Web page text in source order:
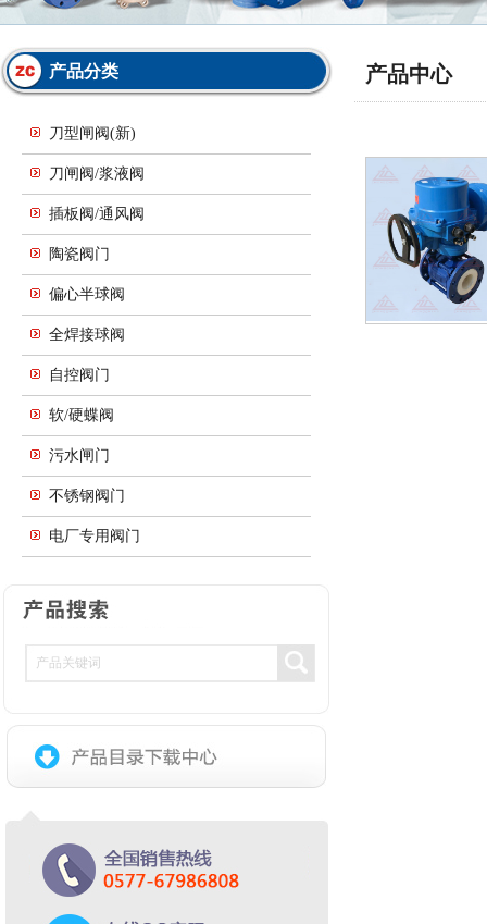
产品分类
刀型闸阀(新)
刀闸阀/浆液阀
插板阀/通风阀
陶瓷阀门
偏心半球阀
全焊接球阀
自控阀门
软/硬蝶阀
污水闸门
不锈钢阀门
电厂专用阀门
产品中心